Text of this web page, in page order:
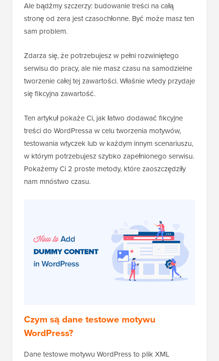
Ale bądźmy szczerzy: budowanie treści na całą
stronę od zera jest czasochłonne. Być może masz ten
sam problem.
Zdarza się, że potrzebujesz w pełni rozwiniętego
serwisu do pracy, ale nie masz czasu na samodzielne
tworzenie całej tej zawartości. Właśnie wtedy przydaje
się fikcyjna zawartość.
Ten artykuł pokaże Ci, jak łatwo dodawać fikcyjne
treści do WordPressa w celu tworzenia motywów,
testowania wtyczek lub w każdym innym scenariuszu,
w którym potrzebujesz szybko zapełnionego serwisu.
Pokażemy Ci 2 proste metody, które zaoszczędziły
nam mnóstwo czasu.
Czym są dane testowe motywu
WordPress?
Dane testowe motywu WordPress to plik XML